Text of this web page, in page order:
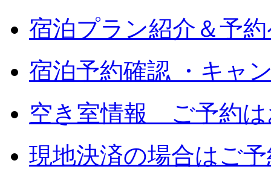
宿泊プラン紹介＆予
宿泊予約確認 ・キャ
空き室情報 ご予約は
現地決済の場合はご